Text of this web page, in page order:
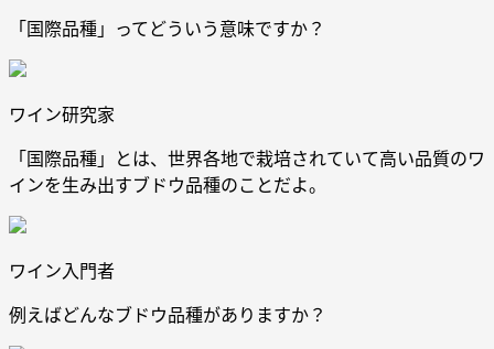
「国際品種」ってどういう意味ですか？
ワイン研究家
「国際品種」とは、世界各地で栽培されていて高い品質のワ
インを生み出すブドウ品種のことだよ。
ワイン入門者
例えばどんなブドウ品種がありますか？